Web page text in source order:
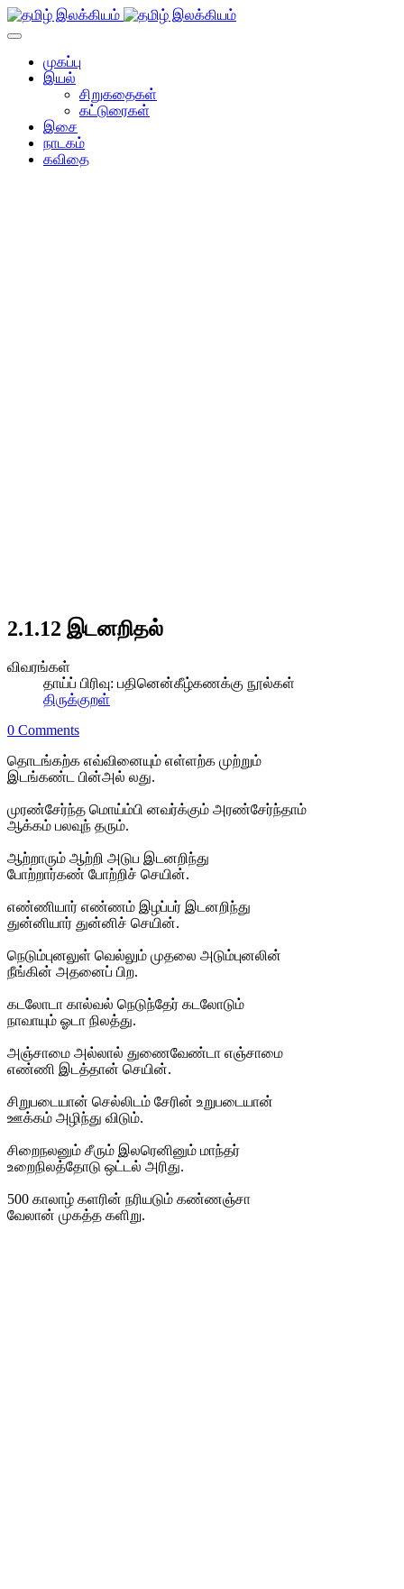
முகப்பு
இயல்
சிறுகதைகள்
கட்டுரைகள்
இசை
நாடகம்
கவிதை
2.1.12 இடனறிதல்
விவரங்கள்
தாய்ப் பிரிவு: பதினென்கீழ்கணக்கு நூல்கள்
திருக்குறள்
0 Comments
தொடங்கற்க எவ்வினையும் எள்ளற்க முற்றும்
இடங்கண்ட பின்அல் லது.
முரண்சேர்ந்த மொய்ம்பி னவர்க்கும் அரண்சேர்ந்தாம்
ஆக்கம் பலவுந் தரும்.
ஆற்றாரும் ஆற்றி அடுப இடனறிந்து
போற்றார்கண் போற்றிச் செயின்.
எண்ணியார் எண்ணம் இழப்பர் இடனறிந்து
துன்னியார் துன்னிச் செயின்.
நெடும்புனலுள் வெல்லும் முதலை அடும்புனலின்
நீங்கின் அதனைப் பிற.
கடலோடா கால்வல் நெடுந்தேர் கடலோடும்
நாவாயும் ஓடா நிலத்து.
அஞ்சாமை அல்லால் துணைவேண்டா எஞ்சாமை
எண்ணி இடத்தான் செயின்.
சிறுபடையான் செல்லிடம் சேரின் உறுபடையான்
ஊக்கம் அழிந்து விடும்.
சிறைநலனும் சீரும் இலரெனினும் மாந்தர்
உறைநிலத்தோடு ஒட்டல் அரிது.
500 காலாழ் களரின் நரியடும் கண்ணஞ்சா
வேலான் முகத்த களிறு.